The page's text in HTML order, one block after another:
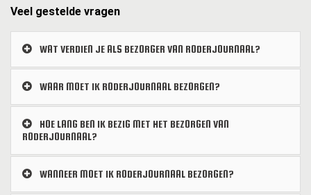
Veel gestelde vragen
WAT VERDIEN JE ALS BEZORGER VAN RODERJOURNAAL?
WAAR MOET IK RODERJOURNAAL BEZORGEN?
HOE LANG BEN IK BEZIG MET HET BEZORGEN VAN
RODERJOURNAAL?
WANNEER MOET IK RODERJOURNAAL BEZORGEN?